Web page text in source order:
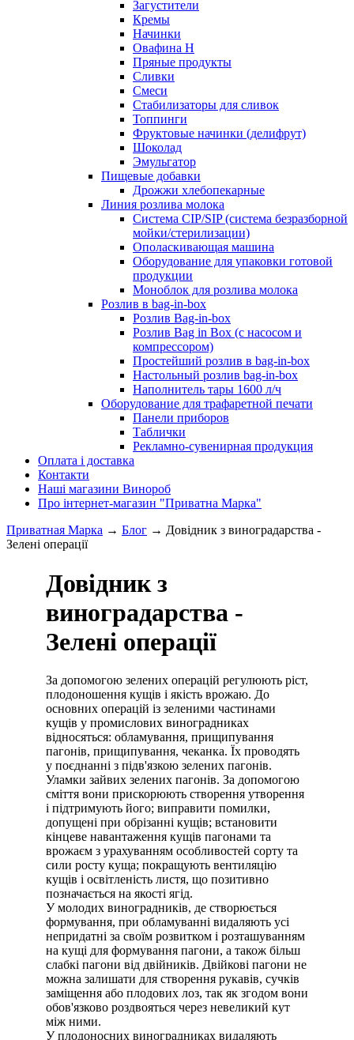
Загустители
Кремы
Начинки
Овафина Н
Пряные продукты
Сливки
Смеси
Стабилизаторы для сливок
Топпинги
Фруктовые начинки (делифрут)
Шоколад
Эмульгатор
Пищевые добавки
Дрожжи хлебопекарные
Линия розлива молока
Система CIP/SIP (система безразборной
мойки/стерилизации)
Ополаскивающая машина
Оборудование для упаковки готовой
продукции
Моноблок для розлива молока
Розлив в bag-in-box
Розлив Bag-in-box
Розлив Bag in Box (с насосом и
компрессором)
Простейший розлив в bag-in-box
Настольный розлив bag-in-box
Наполнитель тары 1600 л/ч
Оборудование для трафаретной печати
Панели приборов
Таблички
Рекламно-сувенирная продукция
Оплата і доставка
Контакти
Наші магазини Винороб
Про інтернет-магазин "Приватна Марка"
Приватная Марка → Блог → Довідник з виноградарства -
Зелені операції
Довідник з
виноградарства -
Зелені операції
За допомогою зелених операцій регулюють ріст,
плодоношення кущів і якість врожаю. До
основних операцій із зеленими частинами
кущів у промислових виноградниках
відносяться: обламування, прищипування
пагонів, прищипування, чеканка. Їх проводять
у поєднанні з підв'язкою зелених пагонів.
Уламки зайвих зелених пагонів. За допомогою
сміття вони прискорюють створення утворення
і підтримують його; виправити помилки,
допущені при обрізанні кущів; встановити
кінцеве навантаження кущів пагонами та
врожаєм з урахуванням особливостей сорту та
сили росту куща; покращують вентиляцію
кущів і освітленість листя, що позитивно
позначається на якості ягід.
У молодих виноградників, де створюється
формування, при обламуванні видаляють усі
непридатні за своїм розвитком і розташуванням
на кущі для формування пагони, а також більш
слабкі пагони від двійників. Двійкові пагони не
можна залишати для створення рукавів, сучків
заміщення або плодових лоз, так як згодом вони
обов'язково роздвояться через невеликий кут
між ними.
У плодоносних виноградниках видаляють